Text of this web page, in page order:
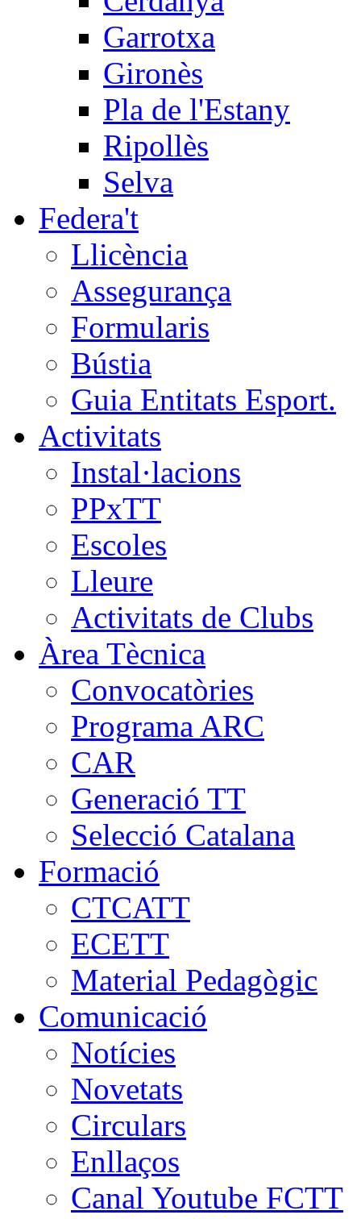
Garrotxa
Gironès
Pla de l'Estany
Ripollès
Selva
Federa't
Llicència
Assegurança
Formularis
Bústia
Guia Entitats Esport.
Activitats
Instal·lacions
PPxTT
Escoles
Lleure
Activitats de Clubs
Àrea Tècnica
Convocatòries
Programa ARC
CAR
Generació TT
Selecció Catalana
Formació
CTCATT
ECETT
Material Pedagògic
Comunicació
Notícies
Novetats
Circulars
Enllaços
Canal Youtube FCTT